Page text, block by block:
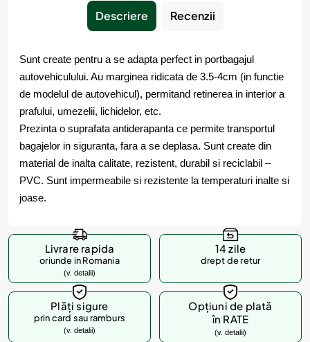
Descriere Recenzii
Sunt create pentru a se adapta perfect in portbagajul
autovehiculului. Au marginea ridicata de 3.5-4cm (in functie
de modelul de autovehicul), permitand retinerea in interior a
prafului, umezelii, lichidelor, etc.
Prezinta o suprafata antiderapanta ce permite transportul
bagajelor in siguranta, fara a se deplasa. Sunt create din
material de inalta calitate, rezistent, durabil si reciclabil –
PVC. Sunt impermeabile si rezistente la temperaturi inalte si
joase.
Livrare rapida
oriunde in Romania
(v. detalii)
14 zile
drept de retur
Plăți sigure
prin card sau ramburs
(v. detalii)
Opțiuni de plată
în RATE
(v. detalii)